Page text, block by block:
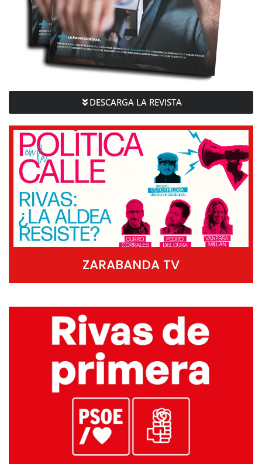
DESCARGA LA REVISTA
ZARABANDA TV